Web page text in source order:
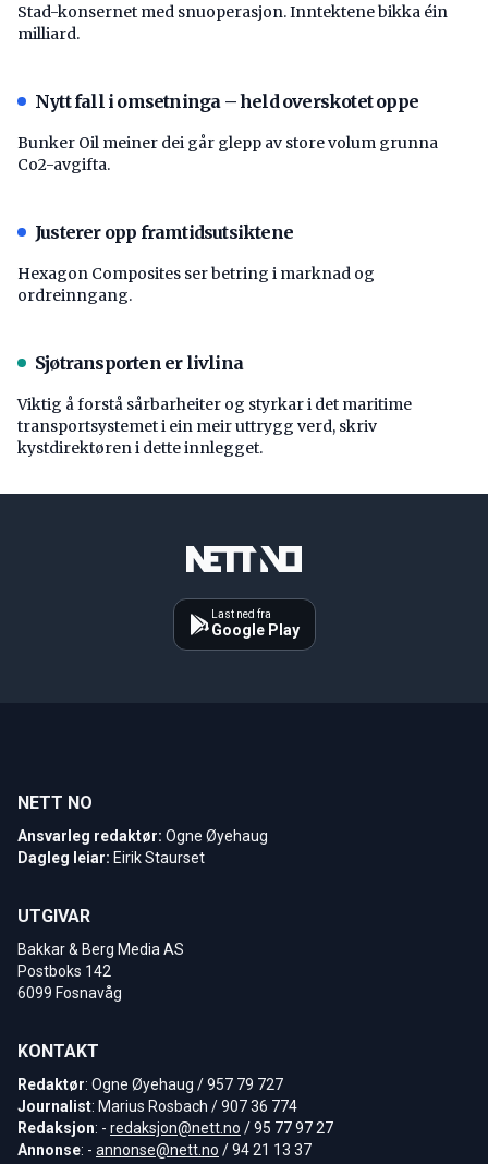
Stad-konsernet med snuoperasjon. Inntektene bikka éin
milliard.
Nytt fall i omsetninga – held overskotet oppe
Bunker Oil meiner dei går glepp av store volum grunna
Co2-avgifta.
Justerer opp framtidsutsiktene
Hexagon Composites ser betring i marknad og
ordreinngang.
Sjøtransporten er livlina
Viktig å forstå ­sårbarheiter og styrkar i det maritime
transport­systemet i ein meir uttrygg verd, skriv
kystdirektøren i dette innlegget.
Last ned fra
Google Play
NETT NO
Ansvarleg redaktør: Ogne Øyehaug
Dagleg leiar: Eirik Staurset
UTGIVAR
Bakkar & Berg Media AS
Postboks 142
6099 Fosnavåg
KONTAKT
Redaktør: Ogne Øyehaug / 957 79 727
Journalist: Marius Rosbach / 907 36 774
Redaksjon: - redaksjon@nett.no / 95 77 97 27
Annonse: - annonse@nett.no / 94 21 13 37